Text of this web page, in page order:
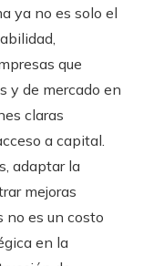
ya no es solo el
que
y de mercado en
claras
a capital.
adaptar la
mejoras
es un costo
en la